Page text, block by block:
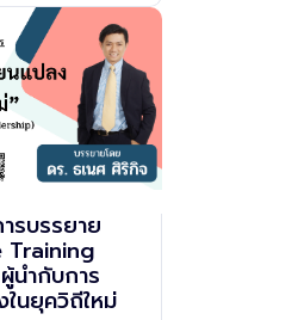
รบรรยาย
Training
นำกับการ
นยุควิถีใหม่